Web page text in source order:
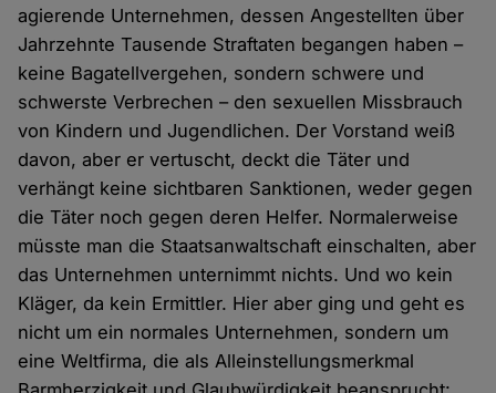
agierende Unternehmen, dessen Angestellten über
Jahrzehnte Tausende Straftaten begangen haben –
keine Bagatellvergehen, sondern schwere und
schwerste Verbrechen – den sexuellen Missbrauch
von Kindern und Jugendlichen. Der Vorstand weiß
davon, aber er vertuscht, deckt die Täter und
verhängt keine sichtbaren Sanktionen, weder gegen
die Täter noch gegen deren Helfer. Normalerweise
müsste man die Staatsanwaltschaft einschalten, aber
das Unternehmen unternimmt nichts. Und wo kein
Kläger, da kein Ermittler. Hier aber ging und geht es
nicht um ein normales Unternehmen, sondern um
eine Weltfirma, die als Alleinstellungsmerkmal